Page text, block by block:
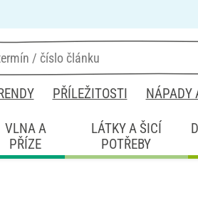
PŘÍLEŽITOSTI NÁPADY
VLNA A
PŘÍZE
LÁTKY A ŠICÍ
POTŘEBY